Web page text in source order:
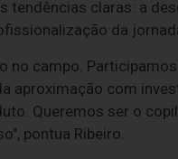
tendências claras: a
da
no campo.
aproximação com
Queremos ser o
pontua Ribeiro.